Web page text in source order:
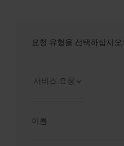
요청 유형을 선택하십시오: